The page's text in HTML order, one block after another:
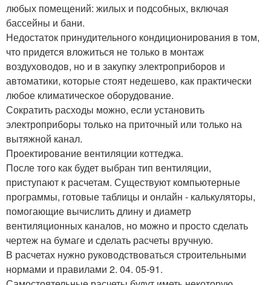
любых помещений: жилых и подсобных, включая
бассейны и бани.
Недостаток принудительного кондиционирования в том,
что придется вложиться не только в монтаж
воздуховодов, но и в закупку электроприборов и
автоматики, которые стоят недешево, как практически
любое климатическое оборудование.
Сократить расходы можно, если установить
электроприборы только на приточный или только на
вытяжной канал.
Проектирование вентиляции коттеджа.
После того как будет выбран тип вентиляции,
приступают к расчетам. Существуют компьютерные
программы, готовые таблицы и онлайн - калькуляторы,
помогающие вычислить длину и диаметр
вентиляционных каналов, но можно и просто сделать
чертеж на бумаге и сделать расчеты вручную.
В расчетах нужно руководствоваться строительными
нормами и правилами 2. 04. 05-91.